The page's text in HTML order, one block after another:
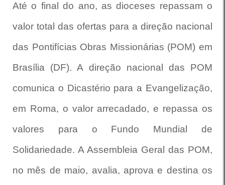
Até o final do ano, as dioceses repassam o
valor total das ofertas para a direção nacional
das Pontifícias Obras Missionárias (POM) em
Brasília (DF). A direção nacional das POM
comunica o Dicastério para a Evangelização,
em Roma, o valor arrecadado, e repassa os
valores para o Fundo Mundial de
Solidariedade. A Assembleia Geral das POM,
no mês de maio, avalia, aprova e destina os